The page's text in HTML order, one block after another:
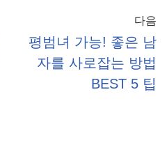
다음
평범녀 가능! 좋은 남
자를 사로잡는 방법
BEST 5 팁